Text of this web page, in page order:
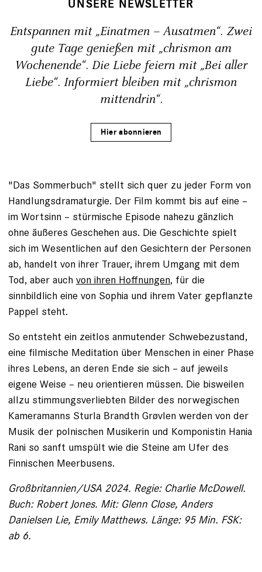
UNSERE NEWSLETTER
Entspannen mit „Einatmen – Ausatmen“. Zwei
gute Tage genießen mit „chrismon am
Wochenende“. Die Liebe feiern mit „Bei aller
Liebe“. Informiert bleiben mit „chrismon
mittendrin“.
Hier abonnieren
"Das Sommerbuch" stellt sich quer zu jeder Form von
Handlungsdramaturgie. Der Film kommt bis auf eine –
im Wortsinn – stürmische Episode nahezu gänzlich
ohne äußeres Geschehen aus. Die Geschichte spielt
sich im Wesentlichen auf den Gesichtern der Personen
ab, handelt von ihrer Trauer, ihrem Umgang mit dem
Tod, aber auch von ihren Hoffnungen, für die
sinnbildlich eine von Sophia und ihrem Vater gepflanzte
Pappel steht.
So entsteht ein zeitlos anmutender Schwebezustand,
eine filmische Meditation über Menschen in einer Phase
ihres Lebens, an deren Ende sie sich – auf jeweils
eigene Weise – neu orientieren müssen. Die bisweilen
allzu stimmungsverliebten Bilder des norwegischen
Kameramanns Sturla Brandth Grøvlen werden von der
Musik der polnischen Musikerin und Komponistin Hania
Rani so sanft umspült wie die Steine am Ufer des
Finnischen Meerbusens.
Großbritannien/USA 2024. Regie: Charlie McDowell.
Buch: Robert Jones. Mit: Glenn Close, Anders
Danielsen Lie, Emily Matthews. Länge: 95 Min. FSK:
ab 6.